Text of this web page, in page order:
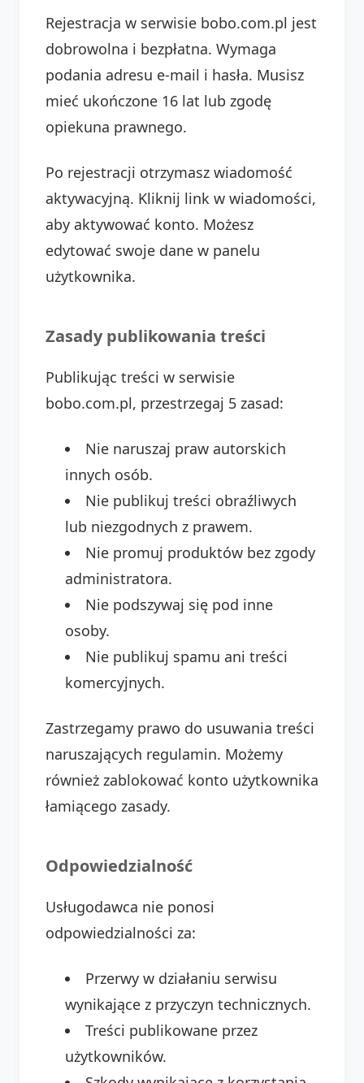
Rejestracja w serwisie bobo.com.pl jest
dobrowolna i bezpłatna. Wymaga
podania adresu e-mail i hasła. Musisz
mieć ukończone 16 lat lub zgodę
opiekuna prawnego.
Po rejestracji otrzymasz wiadomość
aktywacyjną. Kliknij link w wiadomości,
aby aktywować konto. Możesz
edytować swoje dane w panelu
użytkownika.
Zasady publikowania treści
Publikując treści w serwisie
bobo.com.pl, przestrzegaj 5 zasad:
Nie naruszaj praw autorskich
innych osób.
Nie publikuj treści obraźliwych
lub niezgodnych z prawem.
Nie promuj produktów bez zgody
administratora.
Nie podszywaj się pod inne
osoby.
Nie publikuj spamu ani treści
komercyjnych.
Zastrzegamy prawo do usuwania treści
naruszających regulamin. Możemy
również zablokować konto użytkownika
łamiącego zasady.
Odpowiedzialność
Usługodawca nie ponosi
odpowiedzialności za:
Przerwy w działaniu serwisu
wynikające z przyczyn technicznych.
Treści publikowane przez
użytkowników.